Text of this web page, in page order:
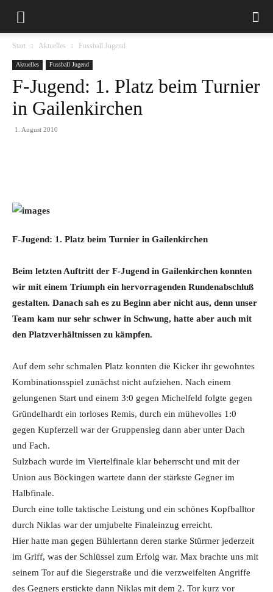
Start Aktuelles Fussball Jugend
Aktuelles Fussball Jugend
F-Jugend: 1. Platz beim Turnier
in Gailenkirchen
1. August 2010
F-Jugend: 1. Platz beim Turnier in Gailenkirchen
Beim letzten Auftritt der F-Jugend in Gailenkirchen konnten
wir mit einem Triumph ein hervorragenden Rundenabschluß
gestalten. Danach sah es zu Beginn aber nicht aus, denn unser
Team kam nur sehr schwer in Schwung, hatte aber auch mit
den Platzverhältnissen zu kämpfen.
Auf dem sehr schmalen Platz konnten die Kicker ihr gewohntes
Kombinationsspiel zunächst nicht aufziehen. Nach einem
gelungenen Start und einem 3:0 gegen Michelfeld folgte gegen
Gründelhardt ein torloses Remis, durch ein mühevolles 1:0
gegen Kupferzell war der Gruppensieg dann aber unter Dach
und Fach.
Sulzbach wurde im Viertelfinale klar beherrscht und mit der
Union aus Böckingen wartete dann der stärkste Gegner im
Halbfinale.
Durch eine tolle taktische Leistung und ein schönes Kopfballtor
durch Niklas war der umjubelte Finaleinzug erreicht.
Hier hatte man gegen Bühlertann deren starke Stürmer jederzeit
im Griff, was der Schlüssel zum Erfolg war. Max brachte uns mit
seinem Tor auf die Siegerstraße und die verzweifelten Angriffe
des Gegners erstickte dann Niklas mit dem 2. Tor kurz vor